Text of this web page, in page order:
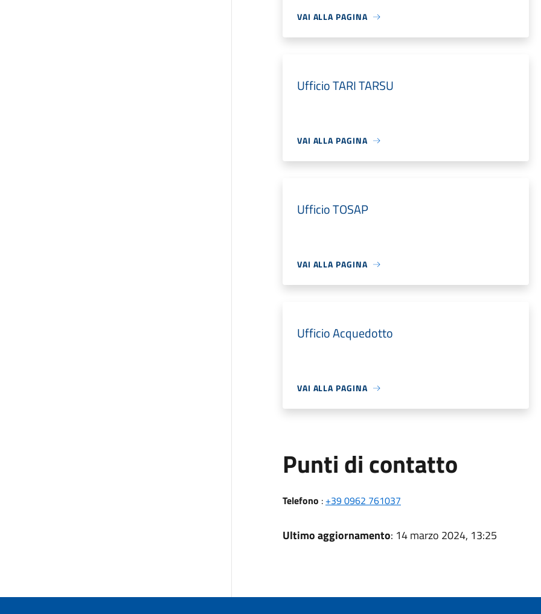
VAI ALLA PAGINA
Ufficio TARI TARSU
VAI ALLA PAGINA
Ufficio TOSAP
VAI ALLA PAGINA
Ufficio Acquedotto
VAI ALLA PAGINA
Punti di contatto
Telefono : +39 0962 761037
Ultimo aggiornamento: 14 marzo 2024, 13:25